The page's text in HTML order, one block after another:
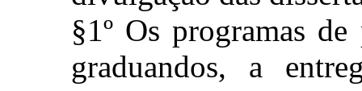
§1º Os programas
graduandos, a